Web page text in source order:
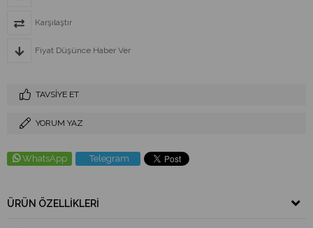
Karşılaştır
Fiyat Düşünce Haber Ver
TAVSIYE ET
YORUM YAZ
WhatsApp Telegram
ÜRÜN ÖZELLIKLERI